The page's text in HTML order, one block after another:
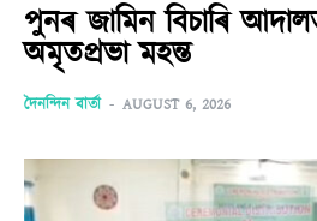
পুনৰ জামিন বিচাৰি
অমৃতপ্ৰভা মহন্ত
দৈনন্দিন বাৰ্তা - AUGUST 6, 2026